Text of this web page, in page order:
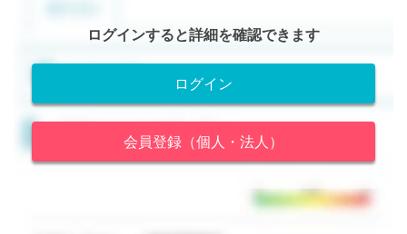
ログインすると詳細を確認できます
ログイン
会員登録（個人・法人）